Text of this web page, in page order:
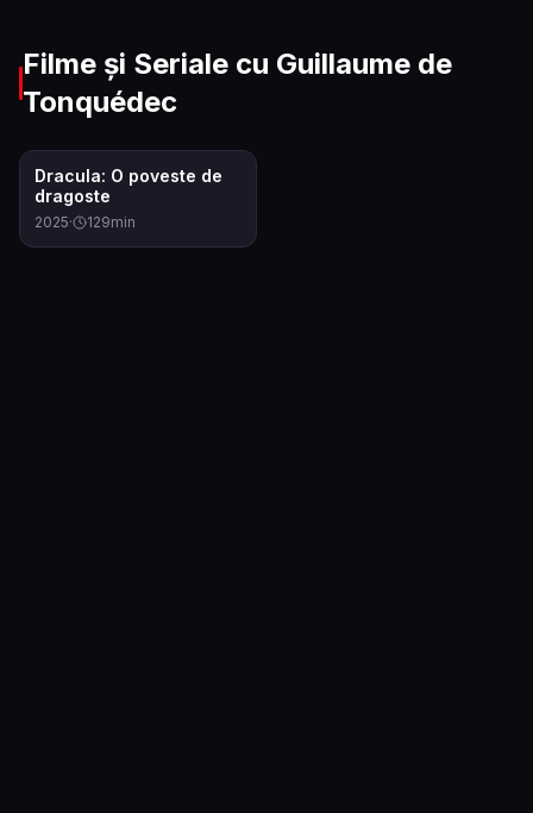
Filme și Seriale cu Guillaume de
Tonquédec
7.2
Dracula: O poveste de
dragoste
2025· 129min